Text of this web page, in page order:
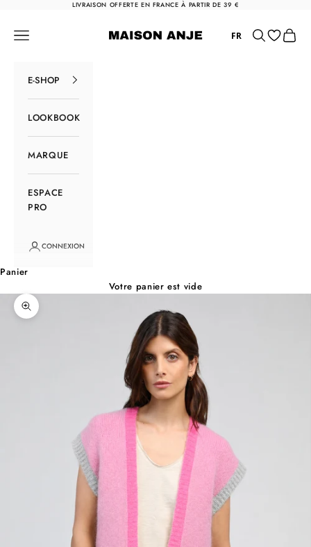
Passer au contenuLIVRAISON OFFERTE EN FRANCE À PARTIR DE 39 €
Maison Anje
Menu FR Rechercher
Panier
E-SHOP
LOOKBOOK
MARQUE
ESPACE
PRO
CONNEXION
Panier
Votre panier est vide
Zoomer sur l'image